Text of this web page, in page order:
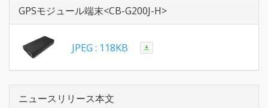
GPSモジュール端末<CB-G200J-H>
JPEG : 118KB
ニュースリリース本文